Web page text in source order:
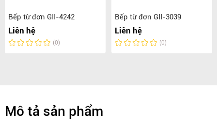
Bếp từ đơn GII-4242
Liên hệ
(0)
Bếp từ đơn GII-3039
Liên hệ
(0)
Mô tả sản phẩm